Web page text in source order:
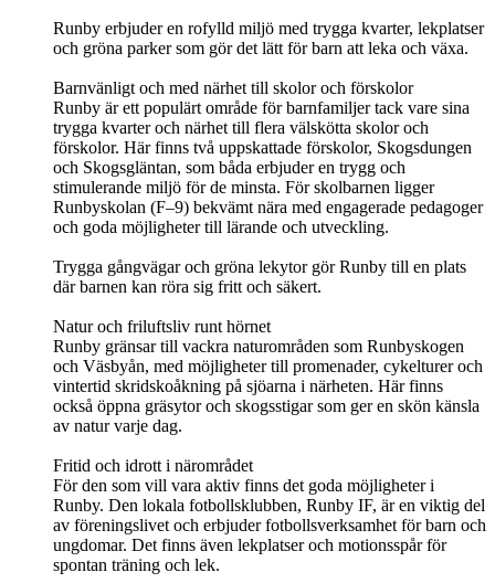
Runby erbjuder en rofylld miljö med trygga kvarter, lekplatser
och gröna parker som gör det lätt för barn att leka och växa.
Barnvänligt och med närhet till skolor och förskolor
Runby är ett populärt område för barnfamiljer tack vare sina
trygga kvarter och närhet till flera välskötta skolor och
förskolor. Här finns två uppskattade förskolor, Skogsdungen
och Skogsgläntan, som båda erbjuder en trygg och
stimulerande miljö för de minsta. För skolbarnen ligger
Runbyskolan (F–9) bekvämt nära med engagerade pedagoger
och goda möjligheter till lärande och utveckling.
Trygga gångvägar och gröna lekytor gör Runby till en plats
där barnen kan röra sig fritt och säkert.
Natur och friluftsliv runt hörnet
Runby gränsar till vackra naturområden som Runbyskogen
och Väsbyån, med möjligheter till promenader, cykelturer och
vintertid skridskoåkning på sjöarna i närheten. Här finns
också öppna gräsytor och skogsstigar som ger en skön känsla
av natur varje dag.
Fritid och idrott i närområdet
För den som vill vara aktiv finns det goda möjligheter i
Runby. Den lokala fotbollsklubben, Runby IF, är en viktig del
av föreningslivet och erbjuder fotbollsverksamhet för barn och
ungdomar. Det finns även lekplatser och motionsspår för
spontan träning och lek.